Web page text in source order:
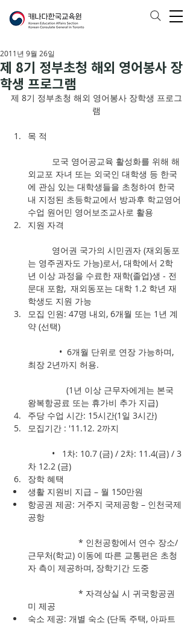
제 8기 정부초청 해외 영어봉사 장
학생 프로그램
2011년 9월 26일
제 8기 정부초청 해외 영어봉사 장학생 프로그
램
목 적
외교포 자녀 또는 외국인 대학생 등 한국
에 관심 있는 대학생들을 초청하여 한국
내 지정된 초등학교에서 방과후 학교영어
수업 원어민 영어보조교사로 활용
지원 자격
는 영주권자도 가능)로서, 대학에서 2학
년 이상 과정을 수료한 재학(졸업)생 - 전
문대 포함,  재외동포는 대학 1.2 학년 재
학생도 지원 가능
모집 인원: 47명 내외, 6개월 또는 1년 계
약 (선택)
최장 2년까지 허용.
왕복항공료 또는 휴가비 추가 지급)
주당 수업 시간: 15시간(1일 3시간)
모집기간 : '11.12. 2까지
차 12.2 (금)
장학 혜택
생활 지원비 지급 – 월 150만원
항공권 제공: 거주지 국제공항 – 인천국제
공항
근무처(학교) 이동에 따른 교통편은 초청
자 측이 제공하며, 장학기간 도중
미 제공
숙소 제공: 개별 숙소 (단독 주택, 아파트